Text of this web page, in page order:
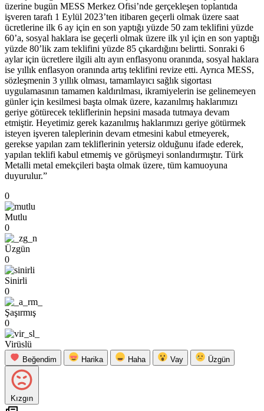
üzerine bugün MESS Merkez Ofisi’nde gerçekleşen toplantıda
işveren tarafı 1 Eylül 2023’ten itibaren geçerli olmak üzere saat
ücretlerine ilk 6 ay için en son yaptığı yüzde 50 zam teklifini yüzde
60’a, sosyal haklara ise geçerli olmak üzere ilk yıl için en son yaptığı
yüzde 80’lik zam teklifini yüzde 85 çıkardığını belirtti. Sonraki 6
aylar için ücretlere ilgili altı ayın enflasyonu oranında, sosyal haklara
ise yıllık enflasyon oranında artış teklifini revize etti. Ayrıca MESS,
sözleşmenin 3 yıllık olması, tamamlayıcı sağlık sigortası
uygulamasının tamamen kaldırılması, ikramiyelerin ise gelinemeyen
günler için kesilmesi başta olmak üzere, kazanılmış haklarımızı
geriye götürecek tekliflerinin hepsini masada tutmaya devam
etmiştir. Heyetimiz gerek kazanılmış haklarımızı geriye götürmek
isteyen işveren taleplerinin devam etmesini kabul etmeyerek,
gerekse yapılan zam tekliflerinin yetersiz olduğunu ifade ederek,
yapılan teklifi kabul etmemiş ve görüşmeyi sonlandırmıştır. Türk
Metalli metal emekçileri başta olmak üzere, tüm kamuoyuna
duyurulur.”
0
Mutlu
0
Üzgün
0
Sinirli
0
Şaşırmış
0
Virüslü
Beğendim Harika Haha Vay Üzgün
Kızgın